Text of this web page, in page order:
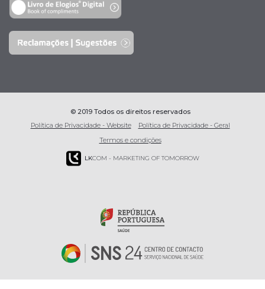
© 2019 Todos os direitos reservados
Política de Privacidade - Website
Política de Privacidade - Geral
Termos e condições
LKCOM - MARKETING OF TOMORROW